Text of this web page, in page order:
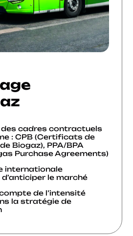
cadres contractuels
: CPB (Certificats de
Biogaz), PPA/BPA
Purchase Agreements)
internationale
le marché
de l’intensité
la stratégie de